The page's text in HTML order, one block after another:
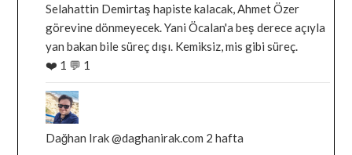
yazilan
gonderiyi
goruntule
Selahattin Demirtaş hapiste kalacak, Ahmet Özer
görevine dönmeyecek. Yani Öcalan'a beş derece açıyla
yan bakan bile süreç dışı. Kemiksiz, mis gibi süreç.
❤️ 1 💬 1
Bluesky'da
Dağhan
Irak
Dağhan Irak@daghanirak.com 2 hafta